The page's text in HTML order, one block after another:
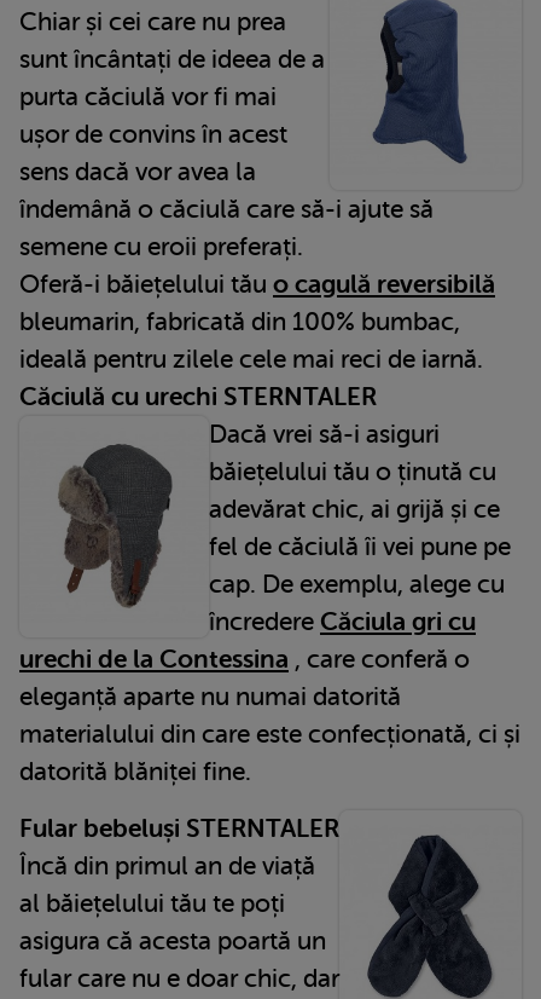
Chiar și cei care nu prea
sunt încântați de ideea de a
purta căciulă vor fi mai
ușor de convins în acest
sens dacă vor avea la
îndemână o căciulă care să-i ajute să
semene cu eroii preferați.
Oferă-i băiețelului tău o cagulă reversibilă
bleumarin, fabricată din 100% bumbac,
ideală pentru zilele cele mai reci de iarnă.
Căciulă cu urechi STERNTALER
Dacă vrei să-i asiguri
băiețelului tău o ținută cu
adevărat chic, ai grijă și ce
fel de căciulă îi vei pune pe
cap. De exemplu, alege cu
încredere Căciula gri cu
urechi de la Contessina , care conferă o
eleganță aparte nu numai datorită
materialului din care este confecționată, ci și
datorită blăniței fine.
Fular bebeluși STERNTALER
Încă din primul an de viață
al băiețelului tău te poți
asigura că acesta poartă un
fular care nu e doar chic, dar